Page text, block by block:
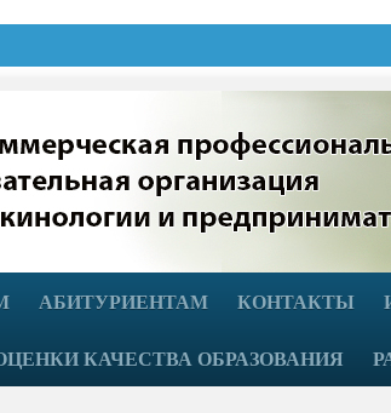
АБИТУРИЕНТАМ КОНТАКТЫ
КАЧЕСТВА ОБРАЗОВАНИЯ